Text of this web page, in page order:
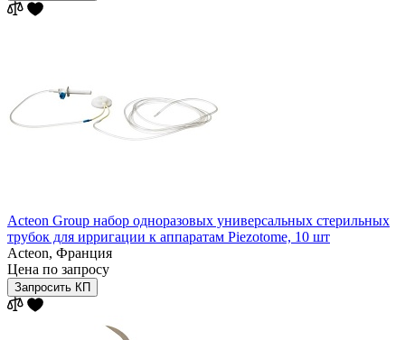
Acteon Group набор одноразовых универсальных стерильных
трубок для ирригации к аппаратам Piezotome, 10 шт
Acteon, Франция
Цена по запросу
Запросить КП